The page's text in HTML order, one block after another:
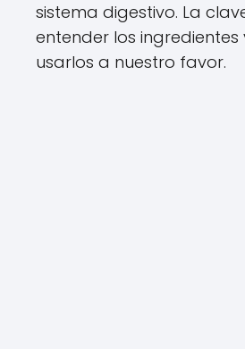
sistema digestivo. La
entender los
usarlos a nuestro favor.